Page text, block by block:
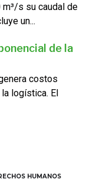
m³/s su caudal de
un...
de la
costos
logística. El
HUMANOS